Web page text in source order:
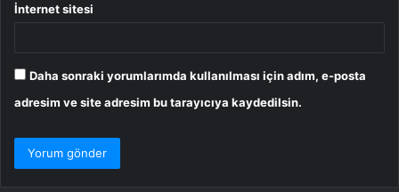
İnternet sitesi
Daha sonraki yorumlarımda kullanılması için adım, e-posta
adresim ve site adresim bu tarayıcıya kaydedilsin.